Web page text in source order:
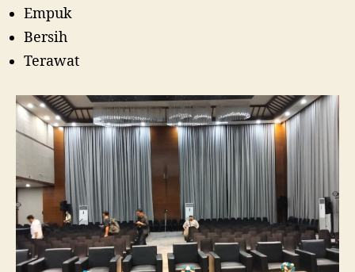
Empuk
Bersih
Terawat